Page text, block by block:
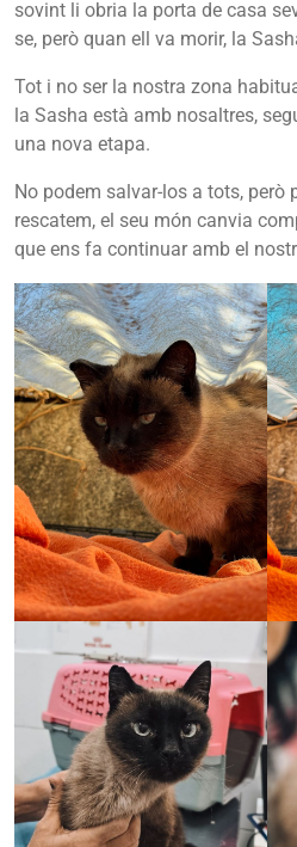
sovint li obria la porta de casa
se, però quan ell va morir, la
Tot i no ser la nostra zona
la Sasha està amb nosaltres,
una nova etapa.
No podem salvar-los a tots, però
rescatem, el seu món canvia
que ens fa continuar amb el